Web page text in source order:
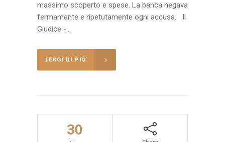
massimo scoperto e spese. La banca negava
fermamente e ripetutamente ogni accusa. Il
Giudice -...
LEGGI DI PIÙ
30